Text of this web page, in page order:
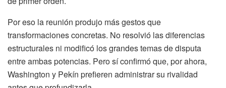
Por eso la reunión produjo más gestos que
transformaciones concretas. No resolvió las diferencias
estructurales ni modificó los grandes temas de disputa
entre ambas potencias. Pero sí confirmó que, por ahora,
Washington y Pekín prefieren administrar su rivalidad